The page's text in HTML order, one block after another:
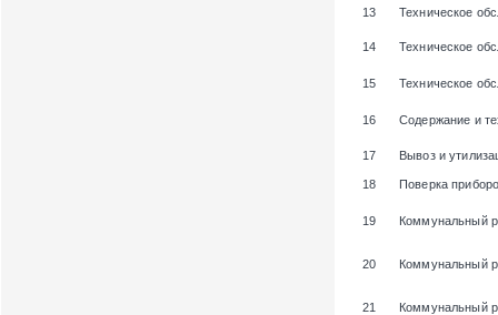
13 Техническое
14 Техническое
15 Техническое
16 Содержание и
17 Вывоз и
18 Поверка
19 Коммунальный
20 Коммунальный
21 Коммунальный